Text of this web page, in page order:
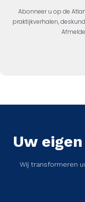
Abonneer u op de
praktijkverhalen,
Uw
Wij transformeren